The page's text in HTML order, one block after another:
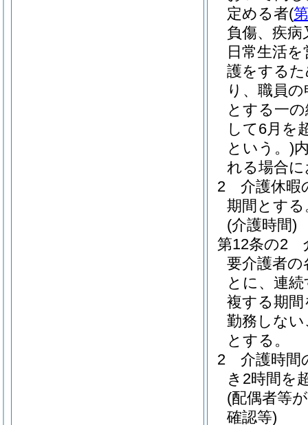
定める者(
負傷、疾
日常生活
護をする
り、職員
とする一
して6月を
という。)
れる場合
2
介護休暇
期間とする
(介護時間)
第12条の2
要介護者
とに、連
複する期
勤務しな
とする。
2
介護時間
き2時間を
(配偶者等
確認等)